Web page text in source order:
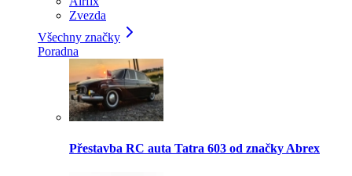
Zvezda
Všechny značky
Poradna
Přestavba RC auta Tatra 603 od značky Abrex